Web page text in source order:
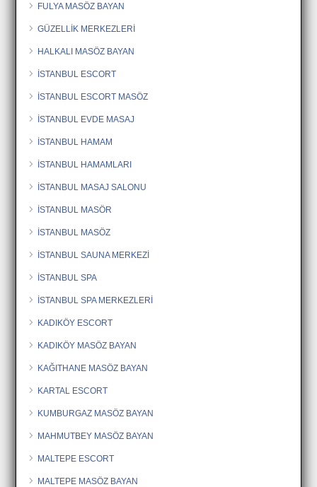
FULYA MASÖZ BAYAN
GÜZELLİK MERKEZLERİ
HALKALI MASÖZ BAYAN
İSTANBUL ESCORT
İSTANBUL ESCORT MASÖZ
İSTANBUL EVDE MASAJ
İSTANBUL HAMAM
İSTANBUL HAMAMLARI
İSTANBUL MASAJ SALONU
İSTANBUL MASÖR
İSTANBUL MASÖZ
İSTANBUL SAUNA MERKEZİ
İSTANBUL SPA
İSTANBUL SPA MERKEZLERİ
KADIKÖY ESCORT
KADIKÖY MASÖZ BAYAN
KAĞITHANE MASÖZ BAYAN
KARTAL ESCORT
KUMBURGAZ MASÖZ BAYAN
MAHMUTBEY MASÖZ BAYAN
MALTEPE ESCORT
MALTEPE MASÖZ BAYAN